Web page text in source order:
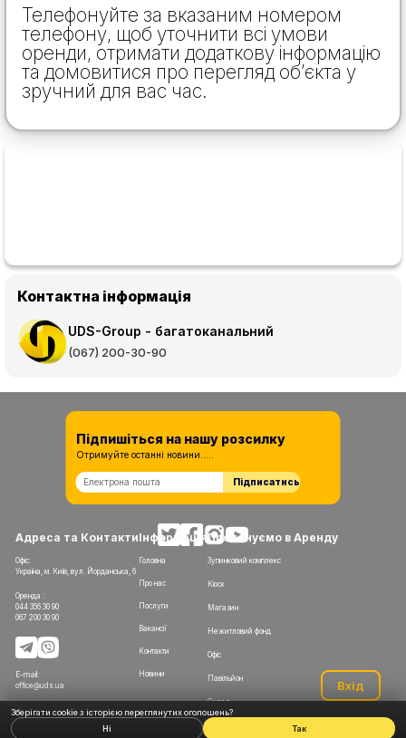
Телефонуйте за вказаним номером
телефону, щоб уточнити всі умови
оренди, отримати додаткову інформацію
та домовитися про перегляд об’єкта у
зручний для вас час.
Контактна інформація
UDS-Group - багатоканальний
(067) 200-30-90
Адреса та Контакти
Офіс:
Україна, м. Київ, вул. Йорданська, 6
Оренда :
044 356 30 90
067 200 30 90
E-mail:
office@uds.ua
Пропонуємо в Аренду
Зупинковий комплекс
Кіоск
Магазин
Нежитловий фонд
Офіс
Павільйон
Склад
Інформація
Головна
Про нас
Послуги
Вакансії
Контакти
Новини
Підпишіться на нашу розсилку
Отримуйте останні новини.....
Підписатись
© 2009-2026 UDS Group
Вхід
Зберігати cookie з історією переглянутих оголошень?
Ні
Так